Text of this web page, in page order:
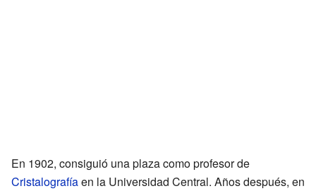
En 1902, consiguió una plaza como profesor de
Cristalografíaen la Universidad Central. Años después, en